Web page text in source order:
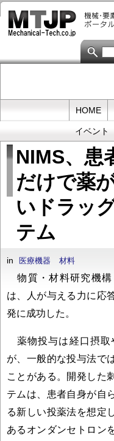
メ
イ
テ
HOME
イベント
NIMS、患
だけで薬
いドラッ
テム
in 医療機器 材料
物質・材料研究機構
は、人が与える力に応
発に成功した。
薬物投与は経口摂取
が、一般的な投与法で
ことがある。開発した
テムは、患者自身が自
る新しい投薬法を想定
あるオンダンセトロン